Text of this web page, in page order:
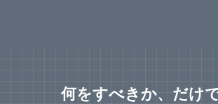
何をすべきか、だけ